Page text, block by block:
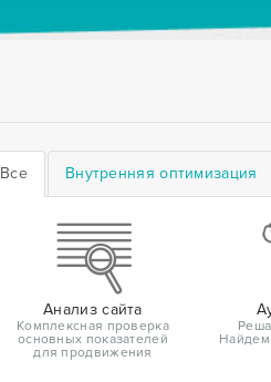
Все Внутренняя оптимизация
Анализ сайта
Комплексная проверка
основных показателей
для продвижения
Найдем